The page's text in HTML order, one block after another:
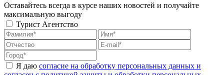
Оставайтесь всегда в курсе наших новостей и получайте
максимальную выгоду
Турист Агентство
Я даю согласие на обработку персональных данных и